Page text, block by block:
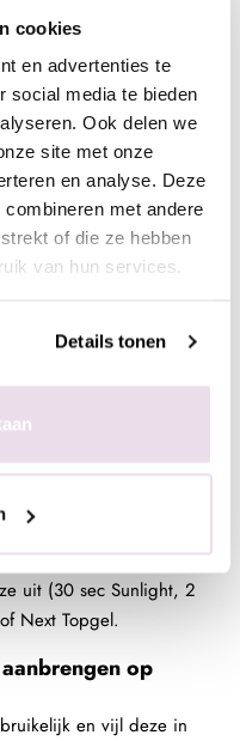
cookies
en advertenties te
social media te bieden
Ook delen we
site met onze
en analyse. Deze
met andere
of die ze hebben
van hun services.
Details tonen
op
de cuticle pusher en
van de nagelplaat
nagels met een buffer of
magic prep
Base, Superbond Base
aan en hard deze
aan en hard deze uit (30
uit (30 sec Sunlight, 2
Next Topgel.
op
en vijl deze in